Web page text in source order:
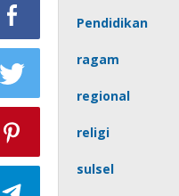
Pendidikan
ragam
regional
religi
sulsel